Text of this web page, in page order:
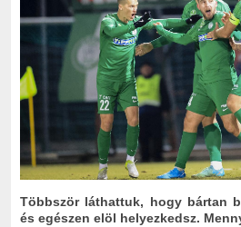
Többször láthattuk, hogy bártan
és egészen elöl helyezkedsz.